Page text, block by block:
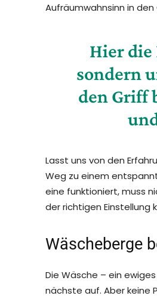
Aufräumwahnsinn in
Hier die
sondern
den Griff
Lasst uns von den
Weg zu einem
eine funktioniert, muss
der richtigen Einstellung
Wäscheberge
Die Wäsche – ein
nächste auf. Aber keine